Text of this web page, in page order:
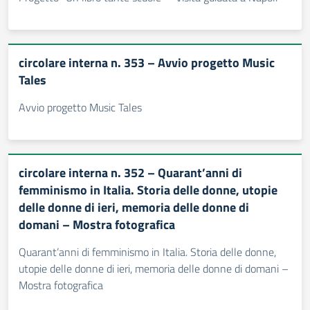
circolare interna n. 353 – Avvio progetto Music
Tales
Avvio progetto Music Tales
circolare interna n. 352 – Quarant’anni di
femminismo in Italia. Storia delle donne, utopie
delle donne di ieri, memoria delle donne di
domani – Mostra fotografica
Quarant’anni di femminismo in Italia. Storia delle donne,
utopie delle donne di ieri, memoria delle donne di domani –
Mostra fotografica